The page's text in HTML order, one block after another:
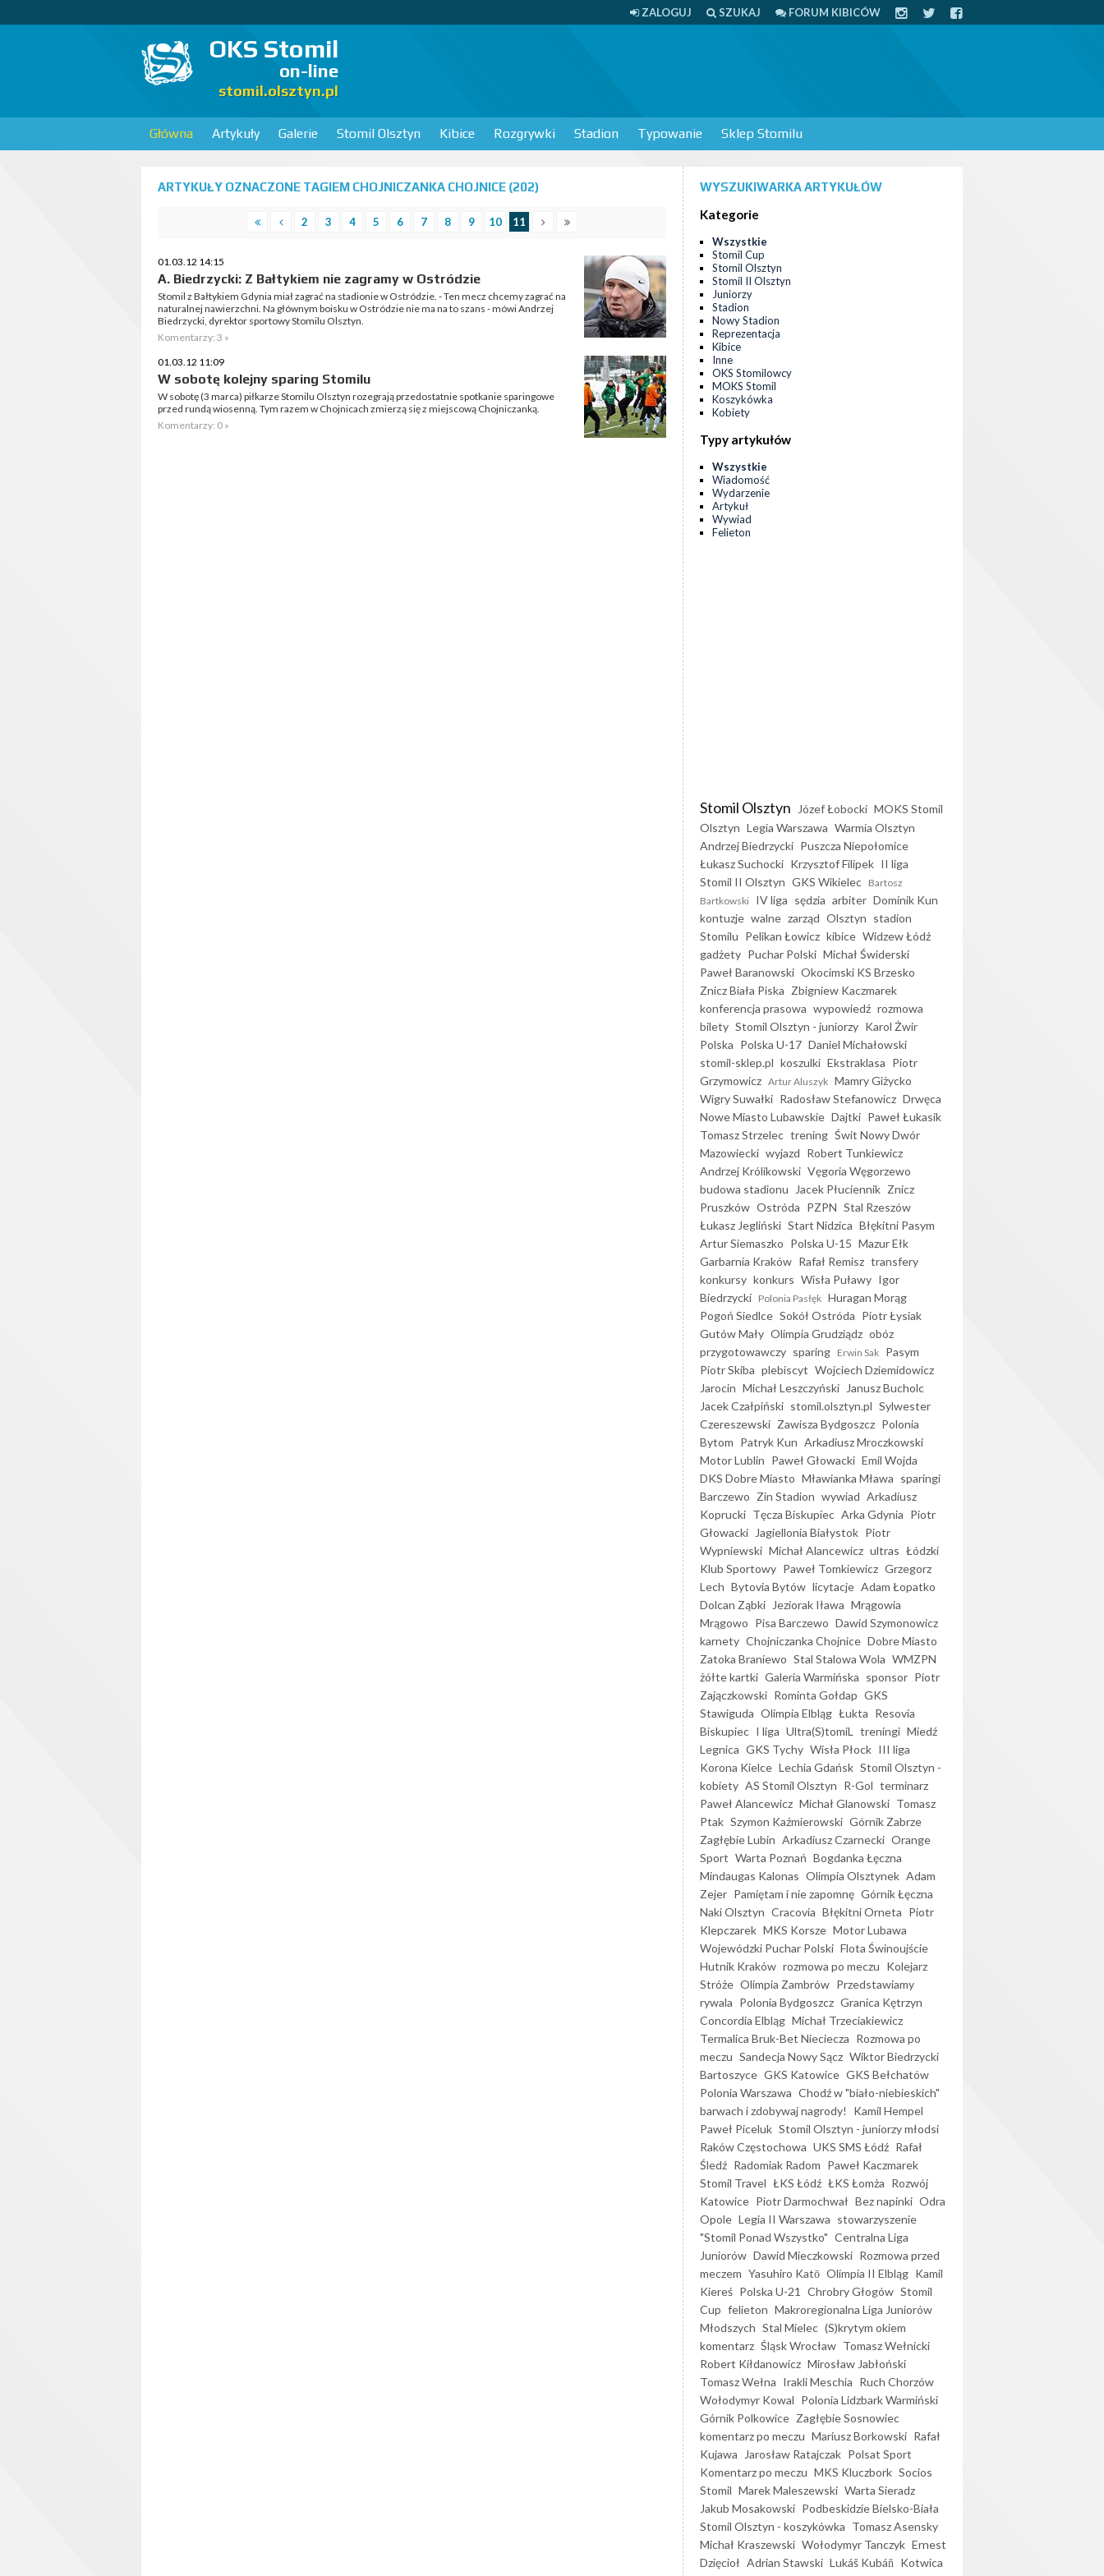
ZALOGUJ SZUKAJ FORUM KIBICÓW
OKS Stomil
on-line
stomil.olsztyn.pl
Główna Artykuły Galerie Stomil Olsztyn Kibice Rozgrywki Stadion Typowanie Sklep Stomilu
ARTYKUŁY OZNACZONE TAGIEM CHOJNICZANKA CHOJNICE (202)
2 3 4 5 6 7 8 9 10 11
01.03.12 14:15
A. Biedrzycki: Z Bałtykiem nie zagramy w Ostródzie
Stomil z Bałtykiem Gdynia miał zagrać na stadionie w Ostródzie. - Ten mecz chcemy zagrać na
naturalnej nawierzchni. Na głównym boisku w Ostródzie nie ma na to szans - mówi Andrzej
Biedrzycki, dyrektor sportowy Stomilu Olsztyn.
Komentarzy: 3 »
01.03.12 11:09
W sobotę kolejny sparing Stomilu
W sobotę (3 marca) piłkarze Stomilu Olsztyn rozegrają przedostatnie spotkanie sparingowe
przed rundą wiosenną. Tym razem w Chojnicach zmierzą się z miejscową Chojniczanką.
Komentarzy: 0 »
WYSZUKIWARKA ARTYKUŁÓW
Kategorie
Wszystkie
Stomil Cup
Stomil Olsztyn
Stomil II Olsztyn
Juniorzy
Stadion
Nowy Stadion
Reprezentacja
Kibice
Inne
OKS Stomilowcy
MOKS Stomil
Koszykówka
Kobiety
Typy artykułów
Wszystkie
Wiadomość
Wydarzenie
Artykuł
Wywiad
Felieton
Stomil Olsztyn Józef Łobocki MOKS Stomil
Olsztyn Legia Warszawa Warmia Olsztyn
Andrzej Biedrzycki Puszcza Niepołomice
Łukasz Suchocki Krzysztof Filipek II liga
Stomil II Olsztyn GKS Wikielec Bartosz
Bartkowski IV liga sędzia arbiter Dominik Kun
kontuzje walne zarząd Olsztyn stadion
Stomilu Pelikan Łowicz kibice Widzew Łódź
gadżety Puchar Polski Michał Świderski
Paweł Baranowski Okocimski KS Brzesko
Znicz Biała Piska Zbigniew Kaczmarek
konferencja prasowa wypowiedź rozmowa
bilety Stomil Olsztyn - juniorzy Karol Żwir
Polska Polska U-17 Daniel Michałowski
stomil-sklep.pl koszulki Ekstraklasa Piotr
Grzymowicz Artur Aluszyk Mamry Giżycko
Wigry Suwałki Radosław Stefanowicz Drwęca
Nowe Miasto Lubawskie Dajtki Paweł Łukasik
Tomasz Strzelec trening Świt Nowy Dwór
Mazowiecki wyjazd Robert Tunkiewicz
Andrzej Królikowski Vęgoria Węgorzewo
budowa stadionu
Jacek Płuciennik Znicz
Pruszków Ostróda PZPN Stal Rzeszów
Łukasz Jegliński Start Nidzica Błękitni Pasym
Artur Siemaszko Polska U-15 Mazur Ełk
Garbarnia Kraków Rafał Remisz transfery
konkursy konkurs Wisła Puławy Igor
Biedrzycki Polonia Pasłęk Huragan Morąg
Pogoń Siedlce Sokół Ostróda Piotr Łysiak
Gutów Mały Olimpia Grudziądz obóz
przygotowawczy sparing Erwin Sak Pasym
Piotr Skiba plebiscyt Wojciech Dziemidowicz
Jarocin Michał Leszczyński
Janusz Bucholc
Jacek Czałpiński stomil.olsztyn.pl Sylwester
Czereszewski Zawisza Bydgoszcz Polonia
Bytom Patryk Kun Arkadiusz Mroczkowski
Motor Lublin Paweł Głowacki Emil Wojda
DKS Dobre Miasto Mławianka Mława sparingi
Barczewo Zin Stadion wywiad Arkadiusz
Koprucki Tęcza Biskupiec Arka Gdynia Piotr
Głowacki
Jagiellonia Białystok Piotr
Wypniewski Michał Alancewicz ultras Łódzki
Klub Sportowy Paweł Tomkiewicz Grzegorz
Lech Bytovia Bytów licytacje Adam Łopatko
Dolcan Ząbki
Jeziorak Iława Mrągowia
Mrągowo Pisa Barczewo Dawid Szymonowicz
karnety Chojniczanka Chojnice Dobre Miasto
Zatoka Braniewo Stal Stalowa Wola WMZPN
żółte kartki Galeria Warmińska sponsor Piotr
Zajączkowski Rominta Gołdap GKS
Stawiguda Olimpia Elbląg Łukta Resovia
Biskupiec I liga Ultra(S)tomiL treningi Miedź
Legnica GKS Tychy Wisła Płock III liga
Korona Kielce Lechia Gdańsk Stomil Olsztyn -
kobiety AS Stomil Olsztyn R-Gol terminarz
Paweł Alancewicz Michał Glanowski Tomasz
Ptak Szymon Kaźmierowski Górnik Zabrze
Zagłębie Lubin Arkadiusz Czarnecki Orange
Sport Warta Poznań Bogdanka Łęczna
Mindaugas Kalonas Olimpia Olsztynek Adam
Zejer Pamiętam i nie zapomnę Górnik Łęczna
Naki Olsztyn Cracovia Błękitni Orneta Piotr
Klepczarek MKS Korsze Motor Lubawa
Wojewódzki Puchar Polski Flota Świnoujście
Hutnik Kraków rozmowa po meczu Kolejarz
Stróże Olimpia Zambrów Przedstawiamy
rywala Polonia Bydgoszcz Granica Kętrzyn
Concordia Elbląg Michał Trzeciakiewicz
Termalica Bruk-Bet Nieciecza Rozmowa po
meczu Sandecja Nowy Sącz Wiktor Biedrzycki
Bartoszyce GKS Katowice GKS Bełchatów
Polonia Warszawa Chodź w "biało-niebieskich"
barwach i zdobywaj nagrody!
Kamil Hempel
Paweł Piceluk Stomil Olsztyn - juniorzy młodsi
Raków Częstochowa UKS SMS Łódź Rafał
Śledź Radomiak Radom Paweł Kaczmarek
Stomil Travel ŁKS Łódź ŁKS Łomża Rozwój
Katowice Piotr Darmochwał Bez napinki Odra
Opole Legia II Warszawa stowarzyszenie
"Stomil Ponad Wszystko" Centralna Liga
Juniorów Dawid Mieczkowski Rozmowa przed
meczem Yasuhiro Katō Olimpia II Elbląg Kamil
Kiereś Polska U-21 Chrobry Głogów Stomil
Cup felieton Makroregionalna Liga Juniorów
Młodszych Stal Mielec (S)krytym okiem
komentarz Śląsk Wrocław Tomasz Wełnicki
Robert Kiłdanowicz Mirosław Jabłoński
Tomasz Wełna Irakli Meschia Ruch Chorzów
Wołodymyr Kowal Polonia Lidzbark Warmiński
Górnik Polkowice Zagłębie Sosnowiec
komentarz po meczu Mariusz Borkowski Rafał
Kujawa
Jarosław Ratajczak Polsat Sport
Komentarz po meczu MKS Kluczbork Socios
Stomil Marek Maleszewski Warta Sieradz
Jakub Mosakowski Podbeskidzie Bielsko-Biała
Stomil Olsztyn - koszykówka Tomasz Asensky
Michał Kraszewski Wołodymyr Tanczyk Ernest
Dzięcioł Adrian Stawski Lukáš Kubáň Kotwica